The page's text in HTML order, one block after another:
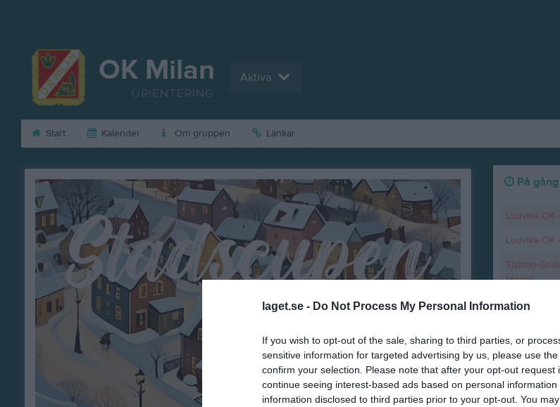
laget.se - Do Not Process My Personal Information
If you wish to opt-out of the sale, sharing to third parties, or
sensitive information for targeted advertising by us, please use
confirm your selection. Please note that after your opt-out request
continue seeing interest-based ads based on personal
information disclosed to third parties prior to your opt-out. You
OK Milan
ORIENTERING
Aktiva
Start Kalender Om gruppen Länkar
På gång
Ludvika OK
Ludvika OK
Tjällmo-
Medel
Veteran -
Nyheter